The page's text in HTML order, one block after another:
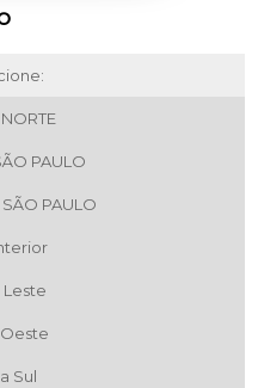
PAULO
SÃO PAULO
Leste
Sul